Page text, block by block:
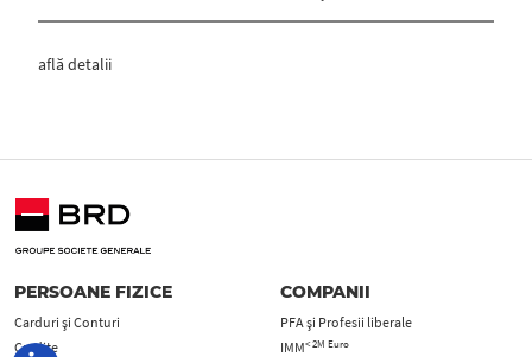
află detalii
PERSOANE FIZICE
Carduri şi Conturi
Credite
COMPANII
PFA şi Profesii liberale
IMM< 2M Euro